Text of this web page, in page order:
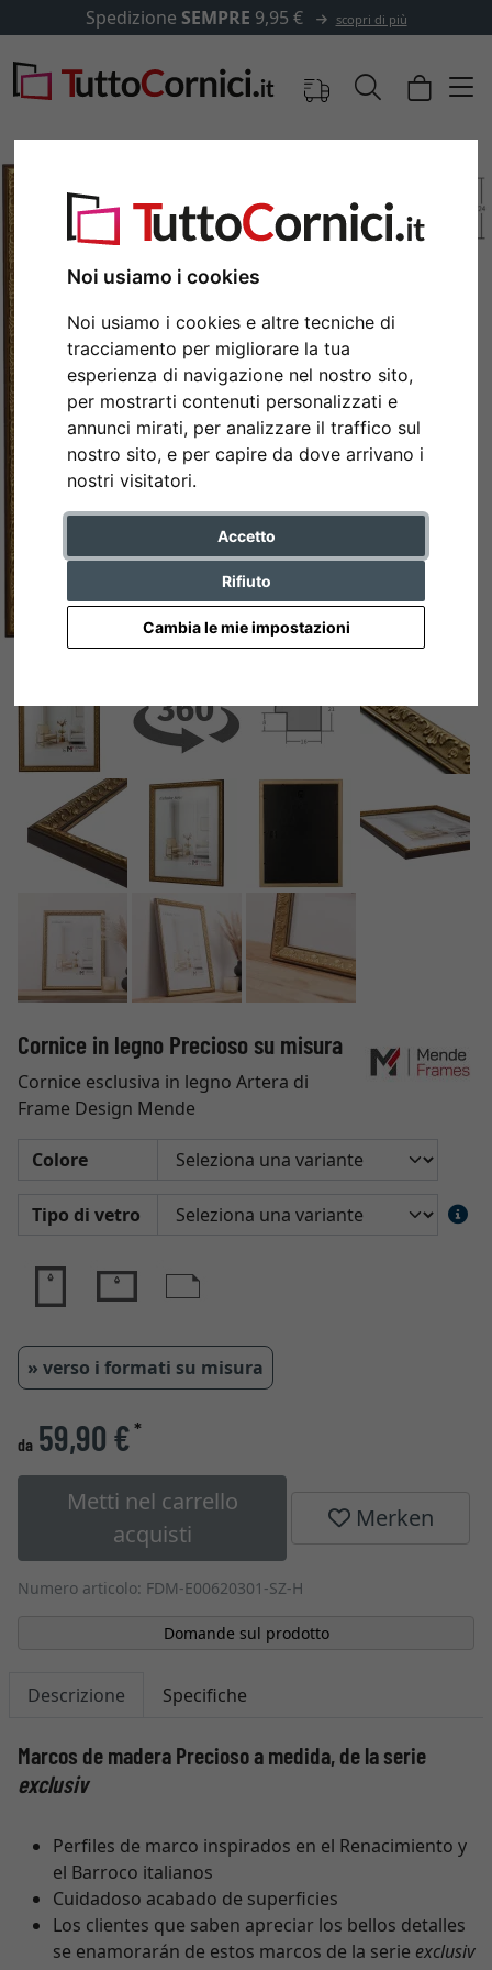
Noi usiamo i cookies
Noi usiamo i cookies e altre tecniche di
tracciamento per migliorare la tua
esperienza di navigazione nel nostro sito,
per mostrarti contenuti personalizzati e
annunci mirati, per analizzare il traffico sul
nostro sito, e per capire da dove arrivano i
nostri visitatori.
Accetto
Rifiuto
Cambia le mie impostazioni
Spedizione SEMPRE 9,95 € scopri di più
Indietro
Cornice in legno Precioso su misura
Cornice esclusiva in legno Artera di
Frame Design Mende
Colore
Tipo di vetro
» verso i formati su misura
da 59,90 €*
Metti nel carrello
acquisti
Merken
Numero articolo: FDM-E00620301-SZ-H
Domande sul prodotto
Descrizione Specifiche
Marcos de madera Precioso a medida, de la serie
exclusiv
Perfiles de marco inspirados en el Renacimiento y
el Barroco italianos
Cuidadoso acabado de superficies
Los clientes que saben apreciar los bellos detalles
se enamorarán de estos marcos de la serie exclusiv